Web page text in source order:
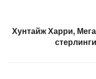
Хунтайж Харри,